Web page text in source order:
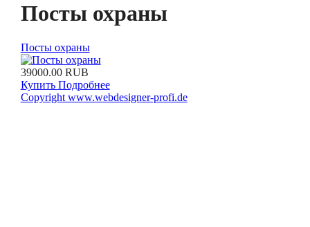
Посты охраны
Посты охраны
39000.00 RUB
Купить Подробнее
Copyright www.webdesigner-profi.de